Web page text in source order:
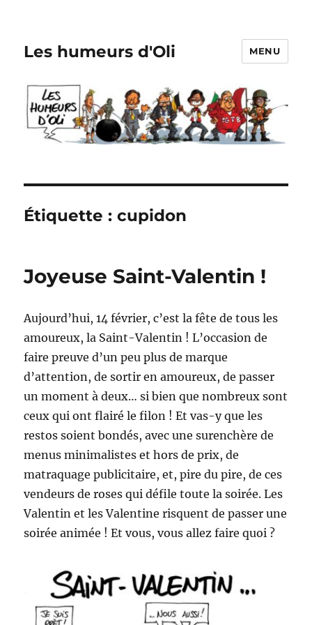
Les humeurs d'Oli MENU
Étiquette :cupidon
Joyeuse Saint-Valentin !
Aujourd’hui, 14 février, c’est la fête de tous les
amoureux, la Saint-Valentin ! L’occasion de
faire preuve d’un peu plus de marque
d’attention, de sortir en amoureux, de passer
un moment à deux… si bien que nombreux sont
ceux qui ont flairé le filon ! Et vas-y que les
restos soient bondés, avec une surenchère de
menus minimalistes et hors de prix, de
matraquage publicitaire, et, pire du pire, de ces
vendeurs de roses qui défile toute la soirée. Les
Valentin et les Valentine risquent de passer une
soirée animée ! Et vous, vous allez faire quoi ?